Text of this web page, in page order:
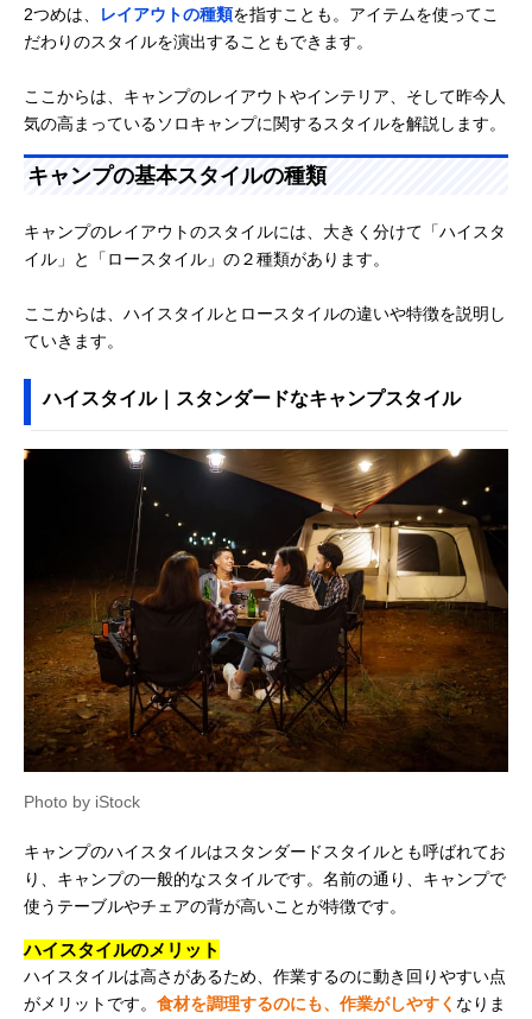
2つめは、 レイアウトの種類を指すことも。アイテムを使ってこ
だわりのスタイルを演出することもできます。
ここからは、キャンプのレイアウトやインテリア、そして昨今人
気の高まっているソロキャンプに関するスタイルを解説します。
キャンプの基本スタイルの種類
キャンプのレイアウトのスタイルには、大きく分けて「ハイスタ
イル」と「ロースタイル」の２種類があります。
ここからは、ハイスタイルとロースタイルの違いや特徴を説明し
ていきます。
ハイスタイル｜スタンダードなキャンプスタイル
Photo by iStock
キャンプのハイスタイルはスタンダードスタイルとも呼ばれてお
り、キャンプの一般的なスタイルです。名前の通り、キャンプで
使うテーブルやチェアの背が高いことが特徴です。
ハイスタイルのメリット
ハイスタイルは高さがあるため、作業するのに動き回りやすい点
がメリットです。 食材を調理するのにも、作業がしやすく なりま